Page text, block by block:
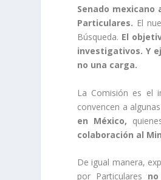
Senado mexicano
Particulares. El
Búsqueda. El
investigativos. Y
no una carga.
La Comisión es el
convencen a
en México,
colaboración al
De igual manera,
por Particulares